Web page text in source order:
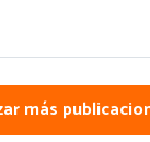
más